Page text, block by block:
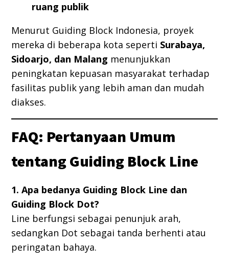
ruang publik
Menurut Guiding Block Indonesia, proyek
mereka di beberapa kota seperti Surabaya,
Sidoarjo, dan Malang menunjukkan
peningkatan kepuasan masyarakat terhadap
fasilitas publik yang lebih aman dan mudah
diakses.
FAQ: Pertanyaan Umum
tentang Guiding Block Line
1. Apa bedanya Guiding Block Line dan
Guiding Block Dot?
Line berfungsi sebagai penunjuk arah,
sedangkan Dot sebagai tanda berhenti atau
peringatan bahaya.